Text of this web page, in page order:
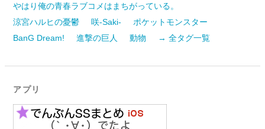
やはり俺の青春ラブコメはまちがっている。
涼宮ハルヒの憂鬱
咲-Saki-
ポケットモンスター
BanG Dream!
進撃の巨人 動物 → 全タグ一覧
アプリ